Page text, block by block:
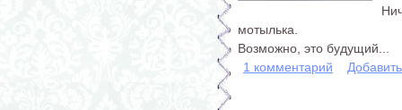
мотылька.
Возможно, это будущий...
1 комментарий